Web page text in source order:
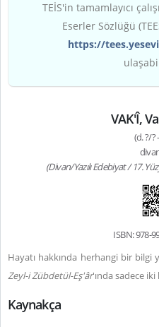
TEİS'in tamamlayıcı
Eserler Sözlüğü
https://
VAK'Î,
(d. ?/?
(Divan/Yazılı Edebiyat / 17.
ISBN: 978-
Hayatı hakkında herhangi bir bilgi
Zeyl-i Zübdetül-Eş'âr'ındasadece
Kaynakça